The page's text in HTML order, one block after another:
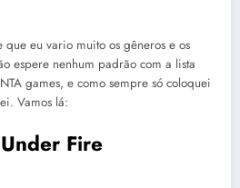
que eu vario muito os gêneros e os
espere nenhum padrão com a lista
games, e como sempre só coloquei
Vamos lá:
Fire